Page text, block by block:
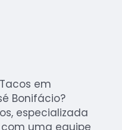
em
Bonifácio?
especializada
uma equipe